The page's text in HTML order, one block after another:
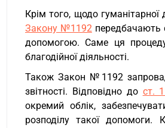
Крім того, щодо
Закону №1192передбачають
допомогою. Саме ця
благодійної діяльності.
Також Закон №1192
звітності. Відповідно до ст.
окремий облік,
розподілу такої допомоги.